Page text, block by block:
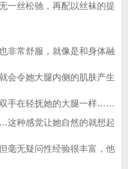
一丝松驰，再配以丝袜的提
常舒服，就像是和身体融
会令她大腿内侧的肌肤产生
手在轻抚她的大腿一样……
种感觉让她自然的就想起
毫无疑问性经验很丰富，他